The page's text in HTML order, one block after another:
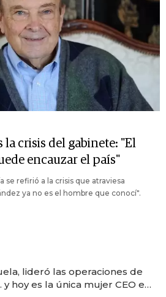
crisis del gabinete: "El
encauzar el país"
se refirió a la crisis que atraviesa
ya no es el hombre que conocí".
lideró las operaciones de
y hoy es la única mujer CEO en